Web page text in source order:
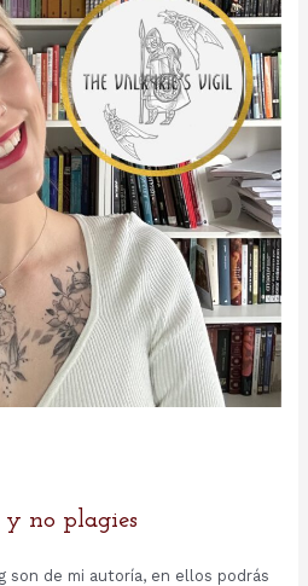
y no plagies
son de mi autoría, en ellos podrás